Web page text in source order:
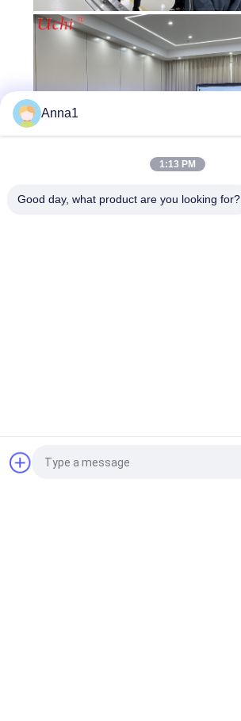
Quote request suatu
Anna1
1:13 PM
Good day, what product are you looking for?